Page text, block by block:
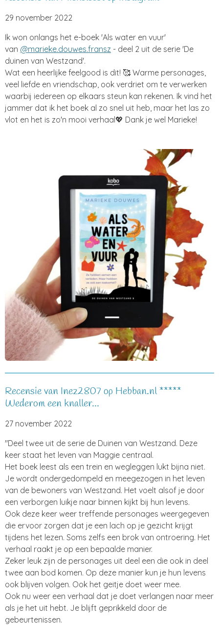
29 november 2022
Ik won onlangs het e-boek 'Als water en vuur'
van @marieke.douwes.fransz - deel 2 uit de serie 'De
duinen van Westzand'.
Wat een heerlijke feelgood is dit! 🥰 Warme personages,
veel liefde en vriendschap, ook verdriet om te verwerken
waarbij iedereen op elkaars steun kan rekenen. Ik vind het
jammer dat ik het boek al zo snel uit heb, maar het las zo
vlot en het is zo'n mooi verhaal💖 Dank je wel Marieke!
Recensie van Inez2807 op Hebban.nl *****
Wederom een knaller...
27 november 2022
"Deel twee uit de serie de Duinen van Westzand. Deze
keer staat het leven van Maggie centraal.
Het boek leest als een trein en wegleggen lukt bijna niet.
Je wordt ondergedompeld en meegezogen in het leven
van de bewoners van Westzand. Het voelt alsof je door
een verborgen luikje naar binnen kijkt bij hun levens.
Ook deze keer weer treffende personages weergegeven
die ervoor zorgen dat je een lach op je gezicht krijgt
tijdens het lezen. Soms zelfs een brok van ontroering. Het
verhaal raakt je op een bepaalde manier.
Zeker leuk zijn de personages uit deel een die ook in deel
twee aan bod komen. Op deze manier kun je hun levens
ook blijven volgen. Ook het geitje doet weer mee.
Ook nu weer een verhaal dat je doet verlangen naar meer
als je het uit hebt. Je blijft geprikkeld door de
gebeurtenissen.